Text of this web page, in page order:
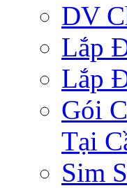
DV
Lắp
Lắp
Gói
Tại
Sim